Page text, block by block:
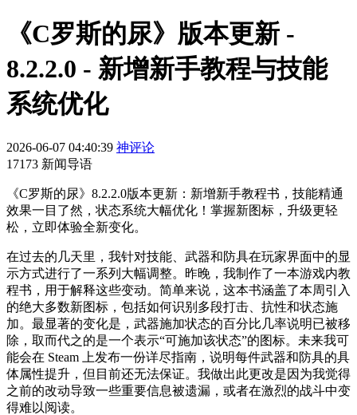
《C罗斯的尿》版本更新 -
8.2.2.0 - 新增新手教程与技能
系统优化
2026-06-07 04:40:39 神评论
17173 新闻导语
《C罗斯的尿》8.2.2.0版本更新：新增新手教程书，技能精通
效果一目了然，状态系统大幅优化！掌握新图标，升级更轻
松，立即体验全新变化。
在过去的几天里，我针对技能、武器和防具在玩家界面中的显
示方式进行了一系列大幅调整。昨晚，我制作了一本游戏内教
程书，用于解释这些变动。简单来说，这本书涵盖了本周引入
的绝大多数新图标，包括如何识别多段打击、抗性和状态施
加。最显著的变化是，武器施加状态的百分比几率说明已被移
除，取而代之的是一个表示“可施加该状态”的图标。未来我可
能会在 Steam 上发布一份详尽指南，说明每件武器和防具的具
体属性提升，但目前还无法保证。我做出此更改是因为我觉得
之前的改动导致一些重要信息被遗漏，或者在激烈的战斗中变
得难以阅读。